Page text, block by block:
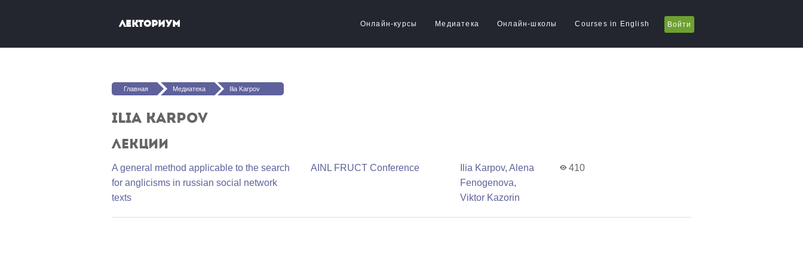
Лекториум Онлайн-курсы Медиатека Онлайн-школы Courses in English Войти
Вы здесь
Главная Медиатека Ilia Karpov
Ilia Karpov
Лекции
A general method applicable to the search
for anglicisms in russian social network
texts
AINL FRUCT Conference Ilia Karpov,Alena
Fenogenova,
Viktor Kazorin
410